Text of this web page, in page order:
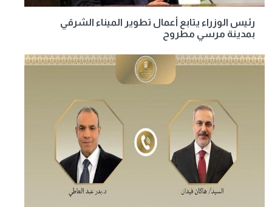
رئيس الوزراء يتابع أعمال تطوير الميناء الشرقي
بمدينة مرسي مطروح